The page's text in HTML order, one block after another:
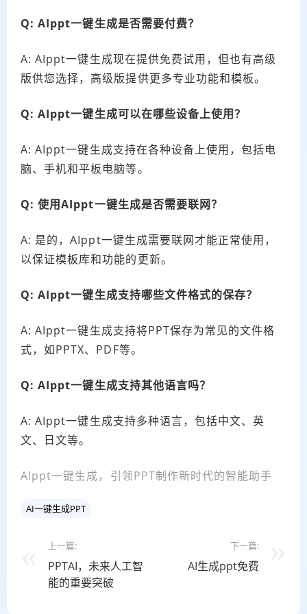
Q: AIppt一键生成是否需要付费？
A: AIppt一键生成现在提供免费试用，但也有高级
版供您选择，高级版提供更多专业功能和模板。
Q: AIppt一键生成可以在哪些设备上使用？
A: AIppt一键生成支持在各种设备上使用，包括电
脑、手机和平板电脑等。
Q: 使用AIppt一键生成是否需要联网？
A: 是的，AIppt一键生成需要联网才能正常使用，
以保证模板库和功能的更新。
Q: AIppt一键生成支持哪些文件格式的保存？
A: AIppt一键生成支持将PPT保存为常见的文件格
式，如PPTX、PDF等。
Q: AIppt一键生成支持其他语言吗？
A: AIppt一键生成支持多种语言，包括中文、英
文、日文等。
AIppt一键生成，引领PPT制作新时代的智能助手
AI一键生成PPT
上一篇:
PPTAI，未来人工智
能的重要突破
下一篇:
AI生成ppt免费